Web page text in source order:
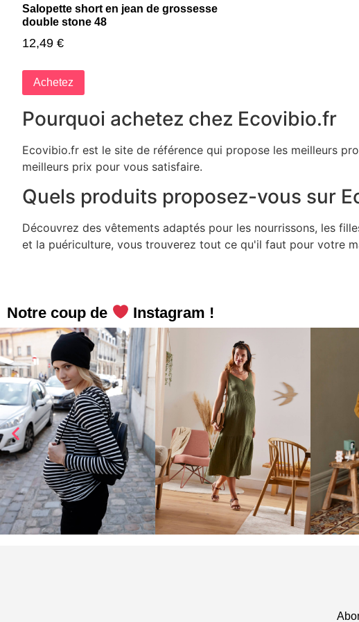
Salopette short en jean de grossesse
double stone 48
12,49 €
Achetez
Pourquoi achetez chez Ecovibio.fr
Ecovibio.fr est le site de référence qui propose les meilleurs
meilleurs prix pour vous satisfaire.
Quels produits proposez-vous sur
Découvrez des vêtements adaptés pour les nourrissons, les
et la puériculture, vous trouverez tout ce qu'il faut pour votre
Notre coup de Instagram !